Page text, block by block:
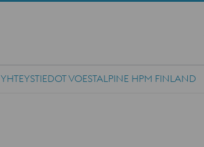
YHTEYSTIEDOT VOESTALPINE HPM FINLAND